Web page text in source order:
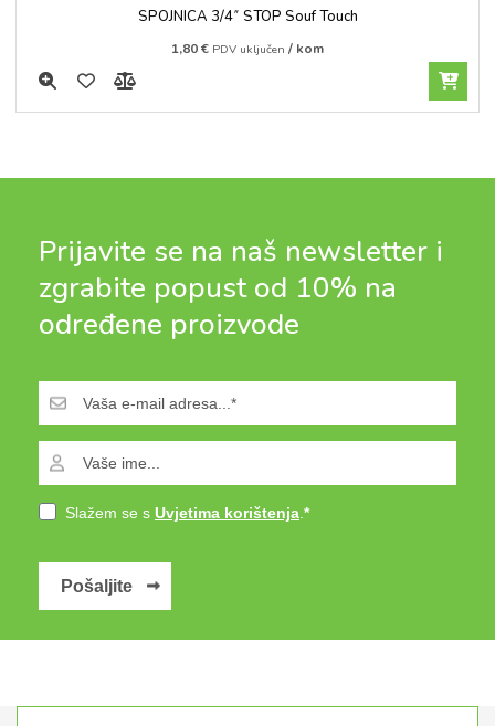
5 out of
SPOJNICA 3/4˝ STOP Souf Touch
1,80€ PDV uključen / kom
Prijavite se na naš newsletter i
zgrabite popust od 10% na
određene proizvode
Slažem se s Uvjetima korištenja
Pošaljite